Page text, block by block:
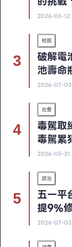
2026-05-12
校園
破解電
池壽命
2026-07-
社會
毒駕取
毒駕累
2026-05-31
政治
五一平
提9%
2026-07-03